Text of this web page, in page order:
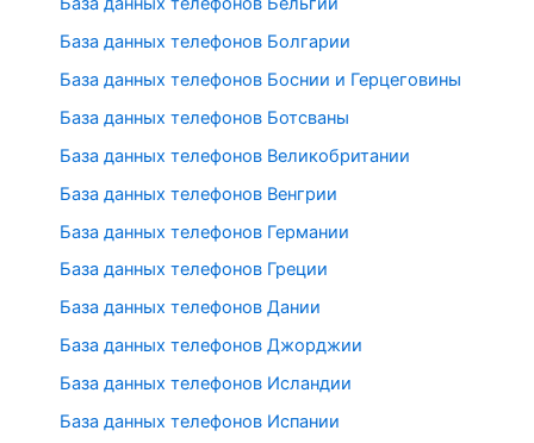
База данных телефонов Болгарии
База данных телефонов Боснии и Герцеговины
База данных телефонов Ботсваны
База данных телефонов Великобритании
База данных телефонов Венгрии
База данных телефонов Германии
База данных телефонов Греции
База данных телефонов Дании
База данных телефонов Джорджии
База данных телефонов Исландии
База данных телефонов Испании